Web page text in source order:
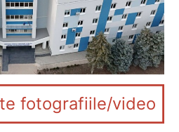
fotografiile/video